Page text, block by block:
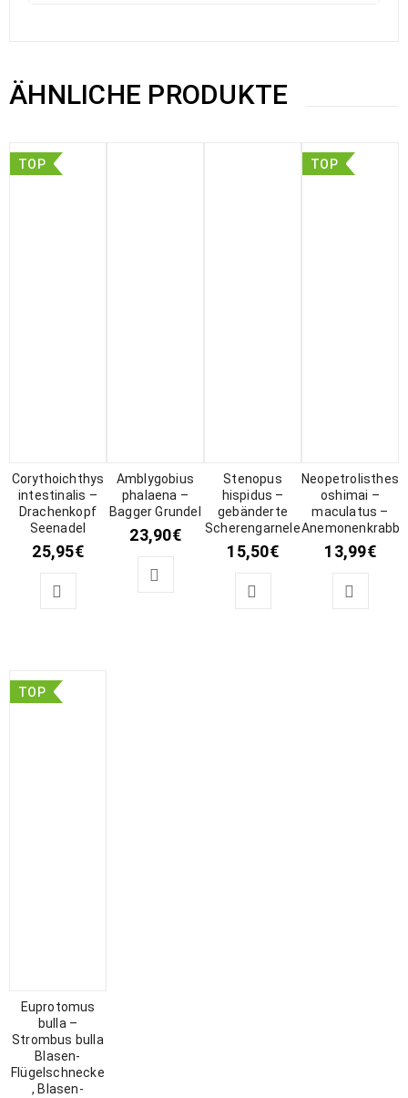
ÄHNLICHE PRODUKTE
TOP
Corythoichthys
intestinalis –
Drachenkopf
Seenadel
25,95€
Amblygobius
phalaena –
Bagger Grundel
23,90€
Stenopus
hispidus –
gebänderte
Scherengarnele
15,50€
TOP
Neopetrolisthes
oshimai –
maculatus –
Anemonenkrabbe
13,99€
TOP
Euprotomus
bulla –
Strombus bulla
Blasen-
Flügelschnecke
, Blasen-